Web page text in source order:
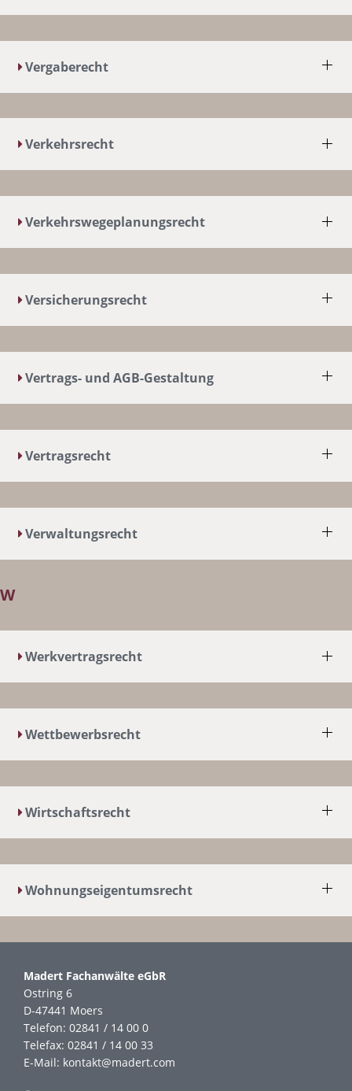
Vergaberecht
Verkehrsrecht
Verkehrswegeplanungsrecht
Versicherungsrecht
Vertrags- und AGB-Gestaltung
Vertragsrecht
Verwaltungsrecht
W
Werkvertragsrecht
Wettbewerbsrecht
Wirtschaftsrecht
Wohnungseigentumsrecht
Madert Fachanwälte eGbR
Ostring 6
D-47441 Moers
Telefon: 02841 / 14 00 0
Telefax: 02841 / 14 00 33
E-Mail: kontakt@madert.com